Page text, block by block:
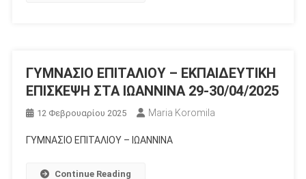
ΓΥΜΝΑΣΙΟ ΕΠΙΤΑΛΙΟΥ – ΕΚΠΑΙΔΕΥΤΙΚΗ
ΕΠΙΣΚΕΨΗ ΣΤΑ ΙΩΑΝΝΙΝΑ 29-30/04/2025
12 Φεβρουαρίου 2025 Maria Koromila
ΓΥΜΝΑΣΙΟ ΕΠΙΤΑΛΙΟΥ – ΙΩΑΝΝΙΝΑ
Continue Reading